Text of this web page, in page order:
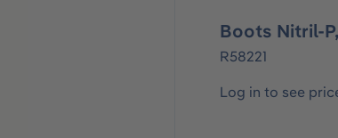
Boots Nitril-
R58221
Log in to see